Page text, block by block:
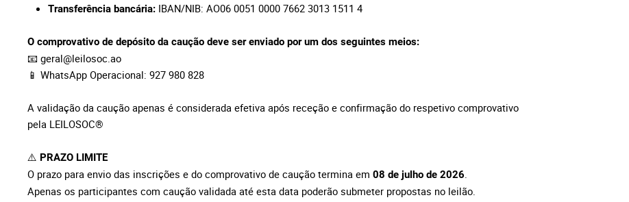
Transferência bancária: IBAN/NIB: AO06 0051 0000 7662 3013 1511 4
O comprovativo de depósito da caução deve ser enviado por um dos seguintes meios:
📧 geral@leilosoc.ao
📱 WhatsApp Operacional: 927 980 828
A validação da caução apenas é considerada efetiva após receção e confirmação do respetivo comprovativo
pela LEILOSOC®
⚠️ PRAZO LIMITE
O prazo para envio das inscrições e do comprovativo de caução termina em 08 de julho de 2026.
Apenas os participantes com caução validada até esta data poderão submeter propostas no leilão.